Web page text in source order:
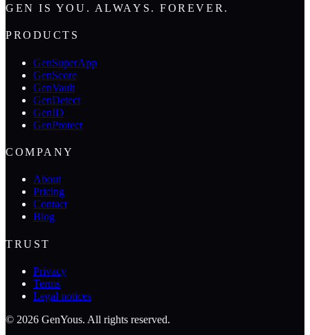
GEN IS YOU. ALWAYS. FOREVER.
PRODUCTS
GenSuperApp
GenScore
GenVault
GenDetect
GenID
GenProtect
COMPANY
About
Pricing
Contact
Blog
TRUST
Privacy
Terms
Legal notices
© 2026 GenYous. All rights reserved.